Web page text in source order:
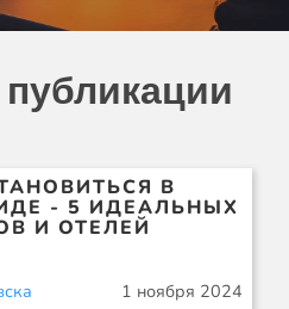
В
- 5 ИДЕАЛЬНЫХ
И ОТЕЛЕЙ
1 ноября 2024